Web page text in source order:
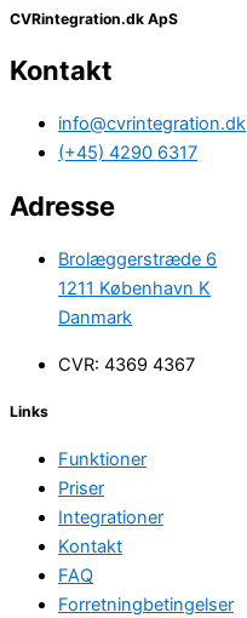
CVRintegration.dk ApS
Kontakt
info@cvrintegration.dk
(+45) 4290 6317
Adresse
Brolæggerstræde 6
1211 København K
Danmark
CVR: 4369 4367
Links
Funktioner
Priser
Integrationer
Kontakt
FAQ
Forretningbetingelser